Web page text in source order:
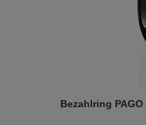
Bezahlring